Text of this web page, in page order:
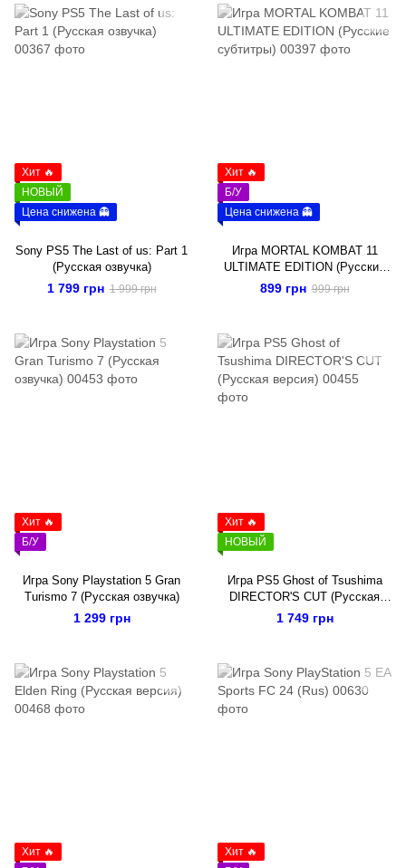
Хит 🔥
НОВЫЙ
Цена снижена 👻
Sony PS5 The Last of us: Part 1
(Русская озвучка)
1 799 грн 1 999 грн
Хит 🔥
Б/У
Цена снижена 👻
Игра MORTAL KOMBAT 11
ULTIMATE EDITION (Русские
субтитры)
899 грн 999 грн
Хит 🔥
Б/У
Игра Sony Playstation 5 Gran
Turismo 7 (Русская озвучка)
1 299 грн
Хит 🔥
НОВЫЙ
Игра PS5 Ghost of Tsushima
DIRECTOR'S CUT (Русская
версия)
1 749 грн
Хит 🔥
Хит 🔥